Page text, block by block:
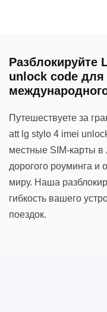
Разблокируйте
unlock code для
Путешествуете за
att lg stylo 4 imei
местные SIM-карты в
дорогого роуминга и
миру. Наша
гибкость вашего
поездок.